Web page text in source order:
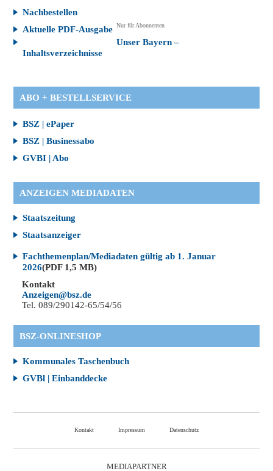
Nachbestellen
Aktuelle PDF-Ausgabe Nur für Abonnenten
Unser Bayern –
Inhaltsverzeichnisse
ABO + BESTELLSERVICE
BSZ | ePaper
BSZ | Businessabo
GVBI | Abo
ANZEIGEN MEDIADATEN
Staatszeitung
Staatsanzeiger
Fachthemenplan/Mediadaten gültig ab 1. Januar
2026(PDF 1,5 MB)
Kontakt
Anzeigen@bsz.de
Tel. 089/290142-65/54/56
BSZ-ONLINESHOP
Kommunales Taschenbuch
GVBl | Einbanddecke
Kontakt Impressum Datenschutz
MEDIAPARTNER